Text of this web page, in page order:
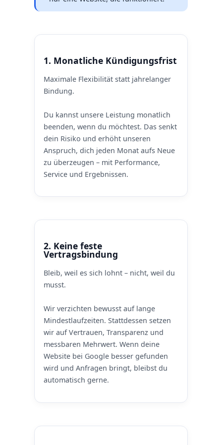
1. Monatliche Kündigungsfrist
Maximale Flexibilität statt jahrelanger
Bindung.
Du kannst unsere Leistung monatlich
beenden, wenn du möchtest. Das senkt
dein Risiko und erhöht unseren
Anspruch, dich jeden Monat aufs Neue
zu überzeugen – mit Performance,
Service und Ergebnissen.
2. Keine feste
Vertragsbindung
Bleib, weil es sich lohnt – nicht, weil du
musst.
Wir verzichten bewusst auf lange
Mindestlaufzeiten. Stattdessen setzen
wir auf Vertrauen, Transparenz und
messbaren Mehrwert. Wenn deine
Website bei Google besser gefunden
wird und Anfragen bringt, bleibst du
automatisch gerne.